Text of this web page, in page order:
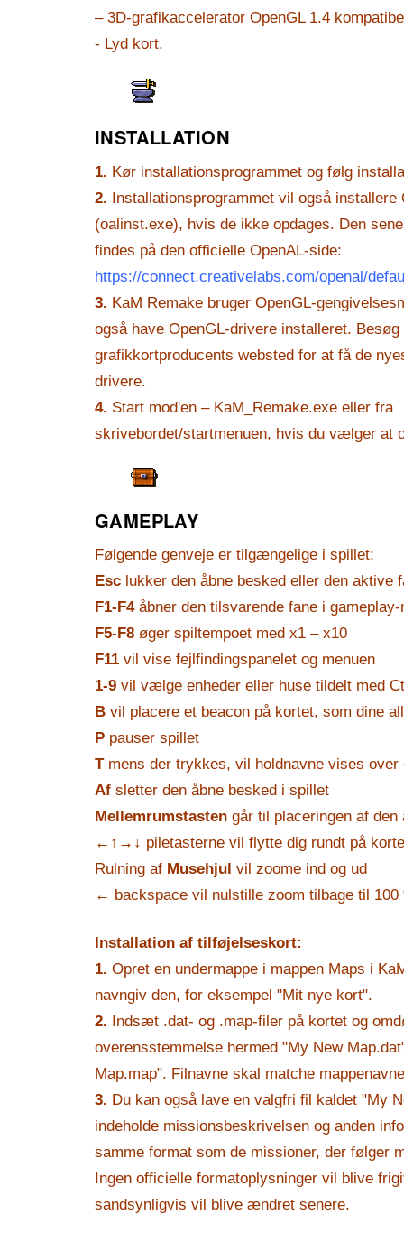
– 3D-grafikaccelerator OpenGL 1.4
- Lyd kort.
INSTALLATION
1. Kør installationsprogrammet og følg
2. Installationsprogrammet vil også installere
(oalinst.exe), hvis de ikke opdages. Den
findes på den officielle OpenAL-side:
https://connect.creativelabs.com/openal/
3. KaM Remake bruger OpenGL-
også have OpenGL-drivere installeret. Besøg
grafikkortproducents websted for at få de
drivere.
4. Start mod'en – KaM_Remake.exe eller fra
skrivebordet/startmenuen, hvis du vælger at
GAMEPLAY
Følgende genveje er tilgængelige i spillet:
Esc lukker den åbne besked eller den aktive
F1-F4åbner den tilsvarende fane i gameplay-
F5-F8 øger spiltempoet med x1 – x10
F11 vil vise fejlfindingspanelet og menuen
1-9 vil vælge enheder eller huse tildelt med
B vil placere et beacon på kortet, som dine
P pauser spillet
Tmens der trykkes, vil holdnavne vises over
Af sletter den åbne besked i spillet
Mellemrumstasten går til placeringen af
←↑→↓ piletasterne vil flytte dig rundt på
Rulning af Musehjul vil zoome ind og ud
← backspace vil nulstille zoom tilbage til 100
Installation af tilføjelseskort:
1. Opret en undermappe i mappen Maps i
navngiv den, for eksempel "Mit nye kort".
2. Indsæt .dat- og .map-filer på kortet og
overensstemmelse hermed "My New
Map.map". Filnavne skal matche
3. Du kan også lave en valgfri fil kaldet "My
indeholde missionsbeskrivelsen og anden
samme format som de missioner, der følger
Ingen officielle formatoplysninger vil blive
sandsynligvis vil blive ændret senere.